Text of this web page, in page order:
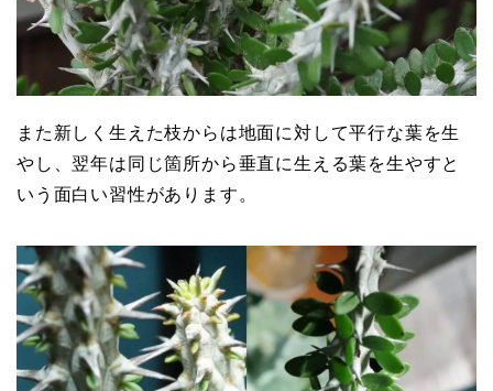
また新しく生えた枝からは地面に対して平行な葉を生
やし、翌年は同じ箇所から垂直に生える葉を生やすと
いう面白い習性があります。